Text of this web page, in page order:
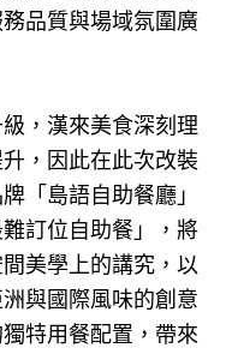
品質與場域氛圍廣
，漢來美食深刻理
，因此在此次改裝
「島語自助餐廳」
訂位自助餐」，將
美學上的講究，以
與國際風味的創意
特用餐配置，帶來